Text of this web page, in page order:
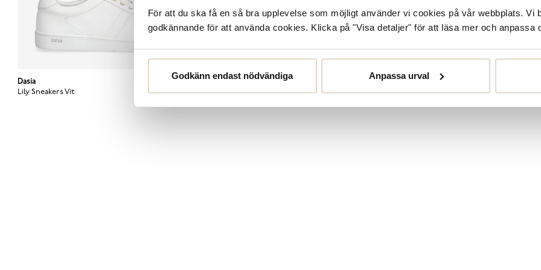
För att du ska få en så bra upplevelse som möjligt använder vi cookies på vår webbplats. Vi
godkännande för att använda cookies. Klicka på "Visa detaljer" för att läsa mer och
Godkänn endast nödvändiga Anpassa urval
Dasia
Lily SneakersVit
Previous price :1 300 kr
910 kr 1 300 kr
Dasia
Primrose SneakersMörkblå
Current price Previous price:999 kr
699 kr 999 kr
Dasia
Rollina Boots ChelseaSvart
Current price